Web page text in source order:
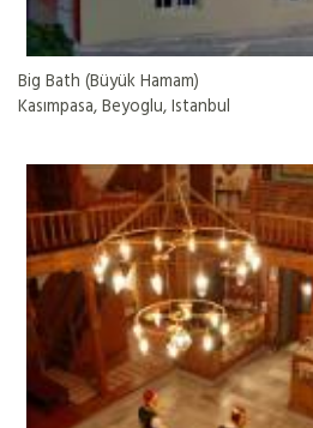
Big Bath (Büyük Hamam)
Kasımpasa, Beyoglu, Istanbul